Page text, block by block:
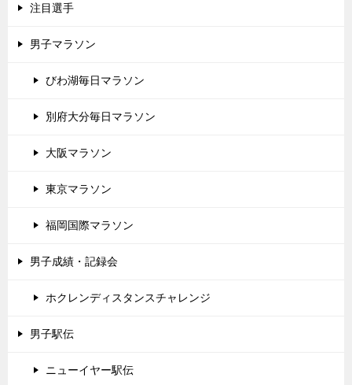
注目選手
男子マラソン
びわ湖毎日マラソン
別府大分毎日マラソン
大阪マラソン
東京マラソン
福岡国際マラソン
男子成績・記録会
ホクレンディスタンスチャレンジ
男子駅伝
ニューイヤー駅伝